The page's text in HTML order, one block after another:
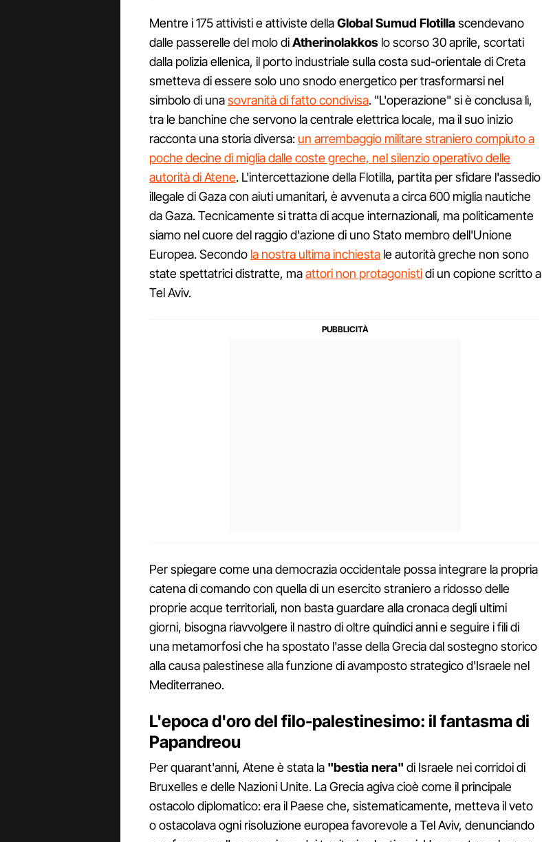
Mentre i 175 attivisti e attiviste dellaGlobal Sumud Flotillascendevano
dalle passerelle del molo diAtherinolakkos lo scorso 30 aprile, scortati
dalla polizia ellenica, il porto industriale sulla costa sud-orientale di Creta
smetteva di essere solo uno snodo energetico per trasformarsi nel
simbolo di unasovranità di fatto condivisa. "L'operazione" si è conclusa lì,
tra le banchine che servono la centrale elettrica locale, ma il suo inizio
racconta una storia diversa: un arrembaggio militare straniero compiuto a
poche decine di miglia dalle coste greche, nel silenzio operativo delle
autorità di Atene. L'intercettazione della Flotilla, partita per sfidare l'assedio
illegale di Gaza con aiuti umanitari, è avvenuta a circa 600 miglia nautiche
da Gaza. Tecnicamente si tratta di acque internazionali, ma politicamente
siamo nel cuore del raggio d'azione di uno Stato membro dell'Unione
Europea. Secondo la nostra ultima inchiesta le autorità greche non sono
state spettatrici distratte, maattori non protagonistidi un copione scritto a
Tel Aviv.
Per spiegare come una democrazia occidentale possa integrare la propria
catena di comando con quella di un esercito straniero a ridosso delle
proprie acque territoriali, non basta guardare alla cronaca degli ultimi
giorni, bisogna riavvolgere il nastro di oltre quindici anni e seguire i fili di
una metamorfosi che ha spostato l'asse della Grecia dal sostegno storico
alla causa palestinese alla funzione di avamposto strategico d'Israele nel
Mediterraneo.
L'epoca d'oro del filo-palestinesimo: il fantasma di
Papandreou
Per quarant'anni, Atene è stata la "bestia nera" di Israele nei corridoi di
Bruxelles e delle Nazioni Unite. La Grecia agiva cioè come il principale
ostacolo diplomatico: era il Paese che, sistematicamente, metteva il veto
o ostacolava ogni risoluzione europea favorevole a Tel Aviv, denunciando